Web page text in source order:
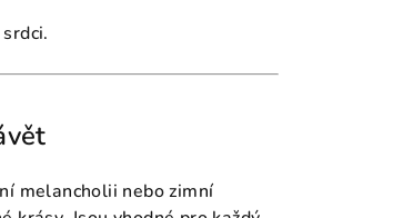
melancholii nebo zimní